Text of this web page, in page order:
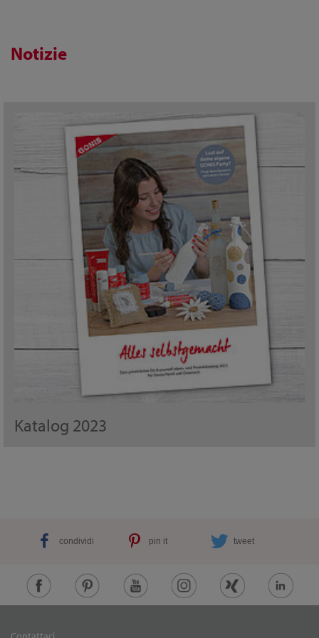
Notizie
Katalog 2023
condividi pin it tweet